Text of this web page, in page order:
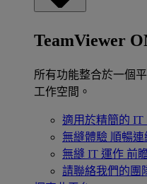
TeamViewer
所有功能整合於一個
工作空間。
適用於精簡的 IT
無縫體驗 順暢
無縫 IT 運作 前
請聯絡我們的團